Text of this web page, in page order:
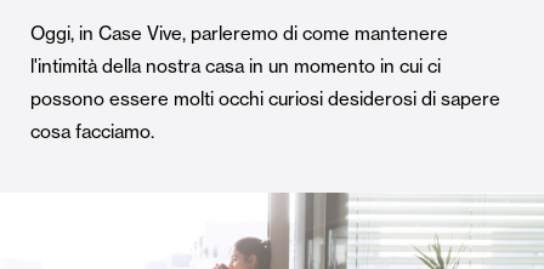
Oggi, in Case Vive, parleremo di come mantenere
l'intimità della nostra casa in un momento in cui ci
possono essere molti occhi curiosi desiderosi di sapere
cosa facciamo.